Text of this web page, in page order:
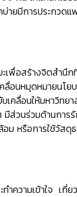
ายมีการประกวดแ
เพื่อสร้างจิตสำนึ
ลื่อนหมุดหมายนโย
คลื่อนให้มหาวิทย
ส่วนร่วมด้านการ
ม หรือการใช้วัสดุ
ำความเข้าใจ เกี่